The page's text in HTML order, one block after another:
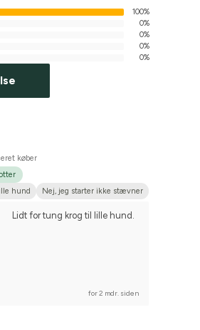
100%
0%
0%
0%
0%
køber
hund Nej, jeg starter ikke stævner
Lidt for tung krog til lille hund.
for 2 mdr. siden